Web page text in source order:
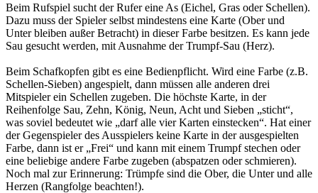
Beim Rufspiel sucht der Rufer eine As (Eichel, Gras oder Schellen).
Dazu muss der Spieler selbst mindestens eine Karte (Ober und
Unter bleiben außer Betracht) in dieser Farbe besitzen. Es kann jede
Sau gesucht werden, mit Ausnahme der Trumpf-Sau (Herz).
Beim Schafkopfen gibt es eine Bedienpflicht. Wird eine Farbe (z.B.
Schellen-Sieben) angespielt, dann müssen alle anderen drei
Mitspieler ein Schellen zugeben. Die höchste Karte, in der
Reihenfolge Sau, Zehn, König, Neun, Acht und Sieben „sticht“,
was soviel bedeutet wie „darf alle vier Karten einstecken“. Hat einer
der Gegenspieler des Ausspielers keine Karte in der ausgespielten
Farbe, dann ist er „Frei“ und kann mit einem Trumpf stechen oder
eine beliebige andere Farbe zugeben (abspatzen oder schmieren).
Noch mal zur Erinnerung: Trümpfe sind die Ober, die Unter und alle
Herzen (Rangfolge beachten!).